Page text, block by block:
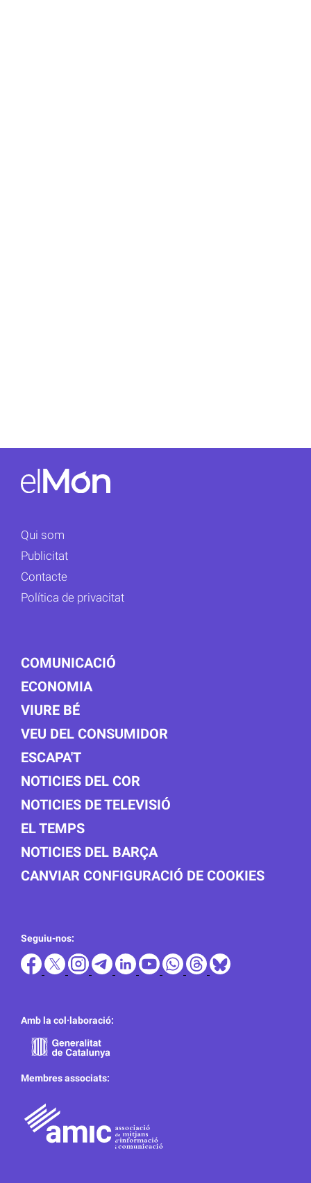
Qui som
Publicitat
Contacte
Política de privacitat
COMUNICACIÓ
ECONOMIA
VIURE BÉ
VEU DEL CONSUMIDOR
ESCAPA'T
NOTICIES DEL COR
NOTICIES DE TELEVISIÓ
EL TEMPS
NOTICIES DEL BARÇA
CANVIAR CONFIGURACIÓ DE COOKIES
Seguiu-nos:
Amb la col·laboració:
Membres associats: